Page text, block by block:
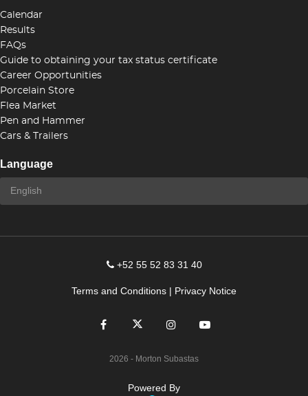
Calendar
Results
FAQs
Guide to obtaining your tax status certificate
Career Opportunities
Porcelain Store
Flea Market
Pen and Hammer
Cars & Trailers
Language
+52 55 52 83 31 40
Terms and Conditions | Privacy Notice
2026 - Morton Subastas
Powered By